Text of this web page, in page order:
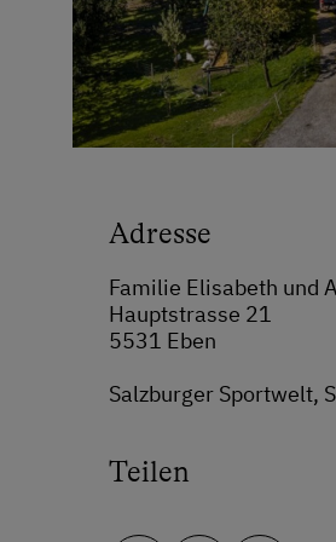
Adresse
Familie Elisabeth und
Hauptstrasse 21
5531 Eben
Salzburger Sportwelt,
Teilen